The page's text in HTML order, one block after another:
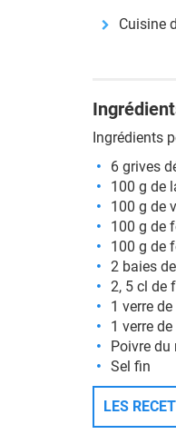
Cuisine
Ingrédients
6 grives
100 g de
100 g de
100 g de
100 g de
2 baies
2, 5 cl de
1 verre de
1 verre
Poivre du
Sel fin
LES